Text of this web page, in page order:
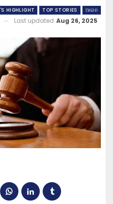
HIGHLIGHT TOP STORIES ଆଇନ
Last updated Aug 26, 2025